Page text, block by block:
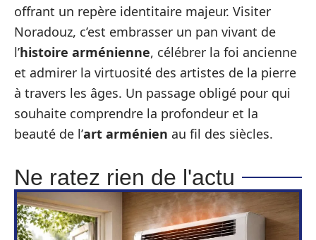
offrant un repère identitaire majeur. Visiter
Noradouz, c’est embrasser un pan vivant de
l’histoire arménienne, célébrer la foi ancienne
et admirer la virtuosité des artistes de la pierre
à travers les âges. Un passage obligé pour qui
souhaite comprendre la profondeur et la
beauté de l’art arménien au fil des siècles.
Ne ratez rien de l'actu